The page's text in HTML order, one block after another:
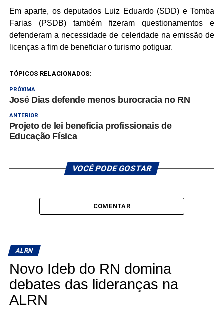
Em aparte, os deputados Luiz Eduardo (SDD) e Tomba
Farias (PSDB) também fizeram questionamentos e
defenderam a necessidade de celeridade na emissão de
licenças a fim de beneficiar o turismo potiguar.
TÓPICOS RELACIONADOS:
PRÓXIMA
José Dias defende menos burocracia no RN
ANTERIOR
Projeto de lei beneficia profissionais de
Educação Física
VOCÊ PODE GOSTAR
COMENTAR
ALRN
Novo Ideb do RN domina
debates das lideranças na
ALRN